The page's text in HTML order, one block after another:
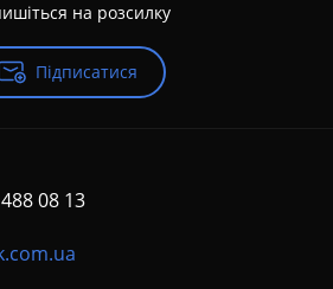
на розсилку
Підписатися
08 13